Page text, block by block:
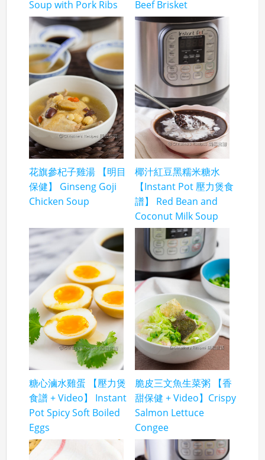
Soup with Pork Ribs
Beef Brisket
花旗參杞子雞湯 【明目
保健】 Ginseng Goji
Chicken Soup
椰汁紅豆黑糯米糖水
【Instant Pot 壓力煲食
譜】 Red Bean and
Coconut Milk Soup
糖心滷水雞蛋 【壓力煲
食譜 + Video】 Instant
Pot Spicy Soft Boiled
Eggs
脆皮三文魚生菜粥 【香
甜保健 + Video】Crispy
Salmon Lettuce
Congee